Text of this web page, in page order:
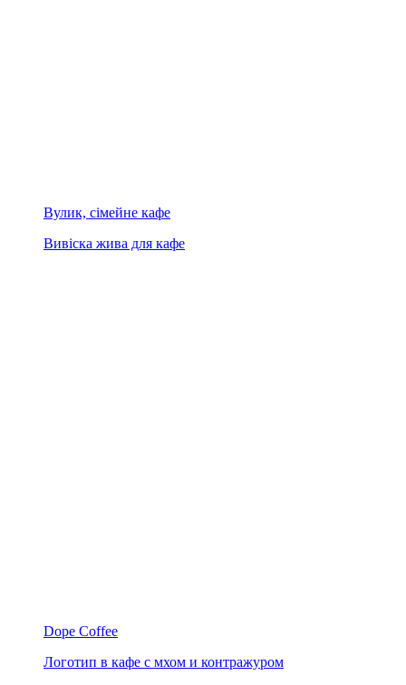
Вулик, сімейне кафе
Вивіска жива для кафе
Dope Coffee
Логотип в кафе с мхом и контражуром